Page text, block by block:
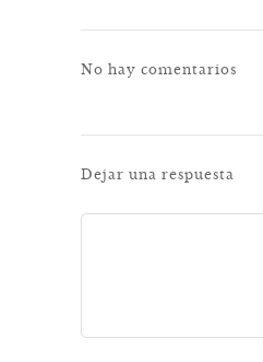
No hay comentarios
Dejar una respuesta